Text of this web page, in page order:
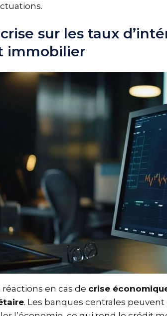
crise sur les taux
immobilier
réactions en cas decrise
. Les banques centrales